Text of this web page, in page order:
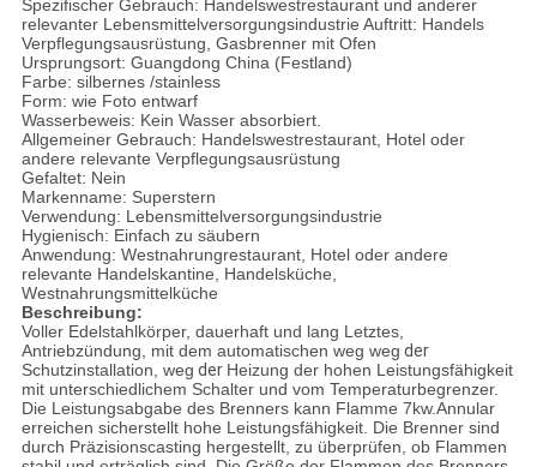
Spezifischer Gebrauch: Handelswestrestaurant und anderer
relevanter Lebensmittelversorgungsindustrie Auftritt: Handels
Verpflegungsausrüstung, Gasbrenner mit Ofen
Ursprungsort: Guangdong China (Festland)
Farbe: silbernes /stainless
Form: wie Foto entwarf
Wasserbeweis: Kein Wasser absorbiert.
Allgemeiner Gebrauch: Handelswestrestaurant, Hotel oder
andere relevante Verpflegungsausrüstung
Gefaltet: Nein
Markenname: Superstern
Verwendung: Lebensmittelversorgungsindustrie
Hygienisch: Einfach zu säubern
Anwendung: Westnahrungrestaurant, Hotel oder andere
relevante Handelskantine, Handelsküche,
Westnahrungsmittelküche
Beschreibung:
Voller Edelstahlkörper, dauerhaft und lang Letztes,
Antriebzündung, mit dem automatischen weg weg der
Schutzinstallation, weg der Heizung der hohen Leistungsfähigkeit
mit unterschiedlichem Schalter und vom Temperaturbegrenzer.
Die Leistungsabgabe des Brenners kann Flamme 7kw.Annular
erreichen sicherstellt hohe Leistungsfähigkeit. Die Brenner sind
durch Präzisionscasting hergestellt, zu überprüfen, ob Flammen